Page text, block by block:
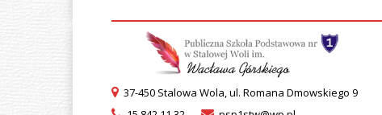
37-450 Stalowa Wola, ul. Romana Dmowskiego 9